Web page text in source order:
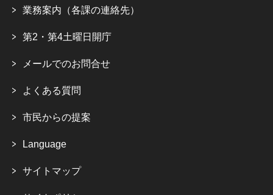
業務案内（各課の連絡先）
第2・第4土曜日開庁
メールでのお問合せ
よくある質問
市民からの提案
Language
サイトマップ